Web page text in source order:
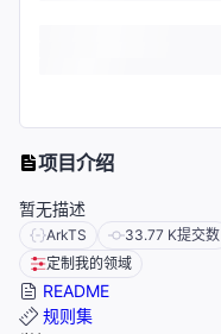
项目介绍
暂无描述
ArkTS 33.77 K提交数
定制我的领域
README
规则集